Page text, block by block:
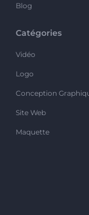
Blog
Catégories
Vidéo
Logo
Conception
Site Web
Maquette